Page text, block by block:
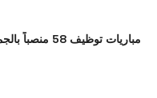
مباريات توظيف